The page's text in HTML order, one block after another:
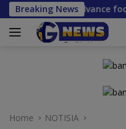
Skip
to
content
Breaking News
advance food systems
Home NOTISIA